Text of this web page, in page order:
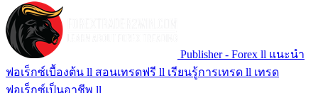
Publisher - Forex ll แนะนำ
ฟอเร็กซ์เบื้องต้น ll สอนเทรดฟรี ll เรียนรู้การเทรด ll เทรด
ฟอเร็กซ์เป็นอาชีพ ll